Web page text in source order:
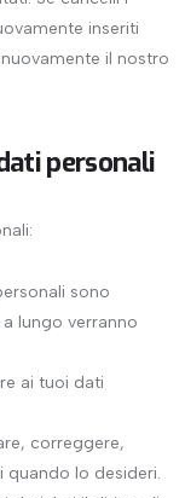
inseriti
il nostro
personali
sono
lungo verranno
ai tuoi dati
correggere,
quando lo desideri.